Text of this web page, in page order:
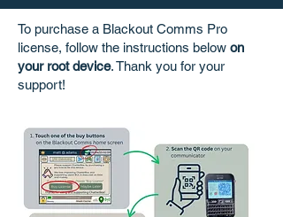
To purchase a Blackout Comms Pro
license, follow the instructions below on
your root device. Thank you for your
support!